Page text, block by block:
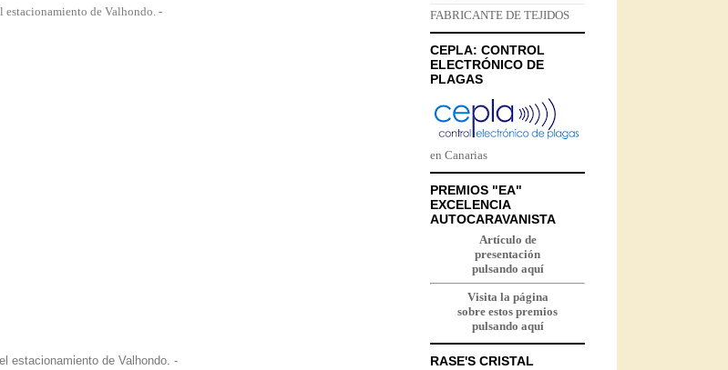
estacionamiento de Valhondo. -
FABRICANTE DE TEJIDOS
CEPLA: CONTROL
ELECTRÓNICO DE
PLAGAS
en Canarias
PREMIOS "EA"
EXCELENCIA
AUTOCARAVANISTA
Artículo de
presentación
pulsando aquí
Visita la página
sobre estos premios
pulsando aquí
RASE'S CRISTAL